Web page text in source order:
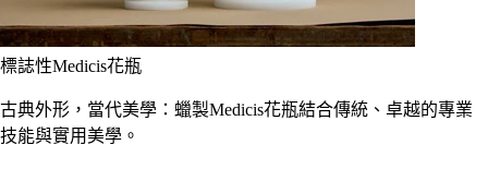
標誌性Medicis花瓶
古典外形，當代美學：蠟製Medicis花瓶結合傳統、卓越的專業
技能與實用美學。